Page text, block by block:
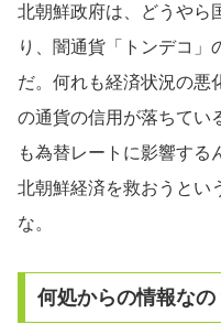
北朝鮮政府は、どうやら
り、闇通貨「トンデコ」
だ。何れも経済状況の悪
の通貨の信用が落ちてい
も為替レートに影響する
北朝鮮経済を救おうとい
な。
何処からの情報なの